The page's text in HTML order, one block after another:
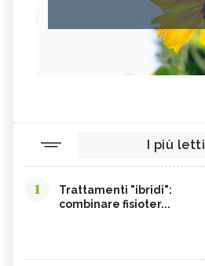
I più letti
1
Trattamenti "ibridi":
combinare fisioter...